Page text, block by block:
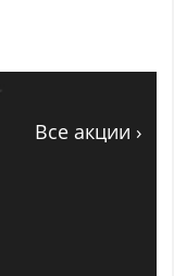
Все акции ›